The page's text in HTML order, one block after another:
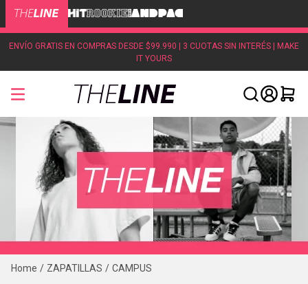
ENVÍO GRATIS EN COMPRAS DESDE $99.990 | 3 CUOTAS SIN INTERÉS | MAKE
IT YOURS
ZAPATILLAS CAMPUS